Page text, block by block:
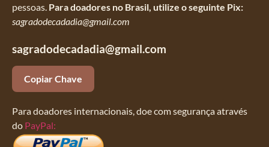
pessoas. Para doadores no Brasil, utilize o seguinte Pix:
sagradodecadadia@gmail.com
sagradodecadadia@gmail.com
Copiar Chave
Para doadores internacionais, doe com segurança através
do PayPal: